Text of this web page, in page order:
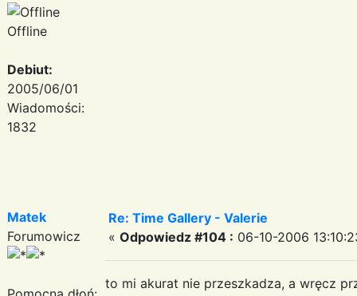
Offline
Debiut:
2005/06/01
Wiadomości:
1832
Matek
Forumowicz
Re: Time Gallery - Valerie
« Odpowiedz #104 : 06-10-2006
to mi akurat nie przeszkadza, a wręcz